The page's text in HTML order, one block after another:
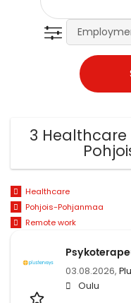
3 Healthcare
Healthcare
Pohjois-Pohjanmaa
Remote work
03.08.2026,
Oulu